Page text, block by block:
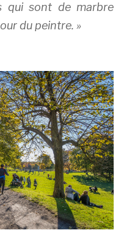
qui sont de marbre
du peintre. »